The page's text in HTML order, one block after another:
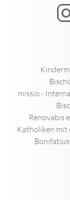
missio -
Renovabis
Katholiken mit